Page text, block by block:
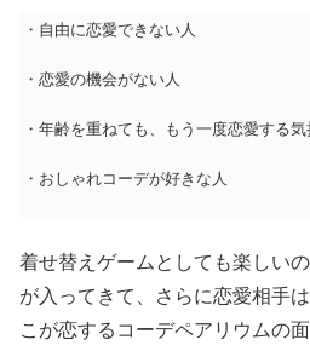
・自由に恋愛できない人
・恋愛の機会がない人
・年齢を重ねても、もう一度恋愛する
・おしゃれコーデが好きな人
着せ替えゲームとしても楽しい
が入ってきて、さらに恋愛相手
こが恋するコーデペアリウムの